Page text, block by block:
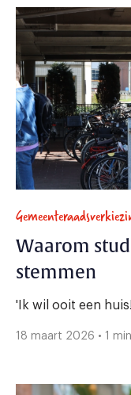
Waarom
stemmen
'Ik wil ooit een
18 maart 2026 • 1